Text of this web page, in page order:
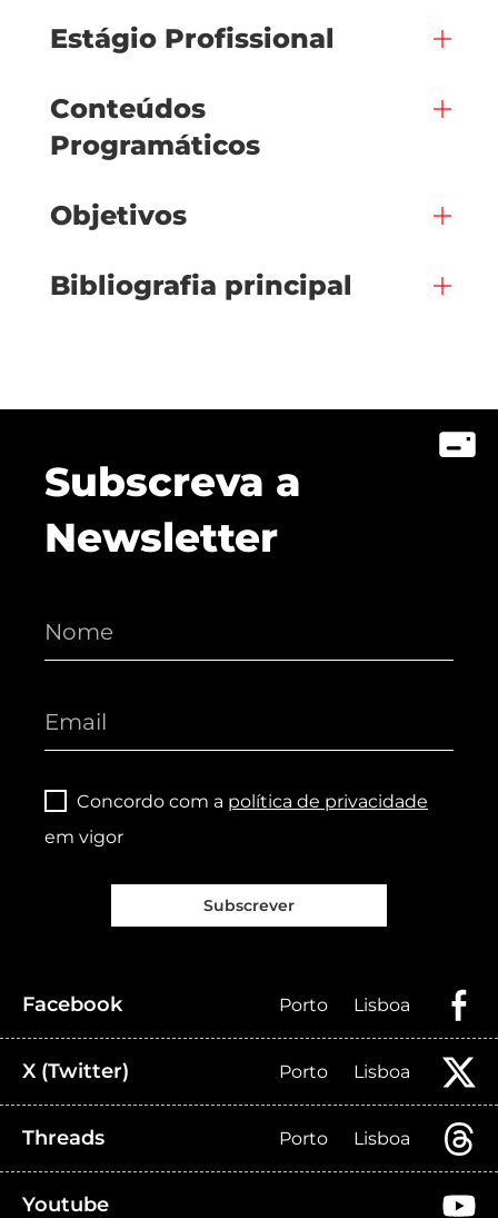
Estágio Profissional
Conteúdos
Programáticos
Objetivos
Bibliografia principal
Subscreva a
Newsletter
Concordo com a política de privacidade
em vigor
Subscrever
Facebook Porto Lisboa
X (Twitter) Porto Lisboa
Threads Porto Lisboa
Youtube